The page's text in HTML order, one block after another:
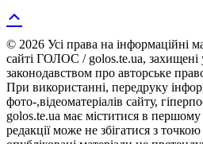
© 2026 Усі права на інформаційні
сайті ГОЛОС / golos.te.ua, захищені
законодавством про авторське
При використанні, передруку
фото-,відеоматеріалів сайту,
golos.te.ua має міститися в першому
редакції може не збігатися з точкою